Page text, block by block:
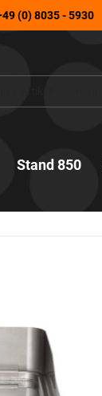
(0) 8035 - 5930
Stand 850